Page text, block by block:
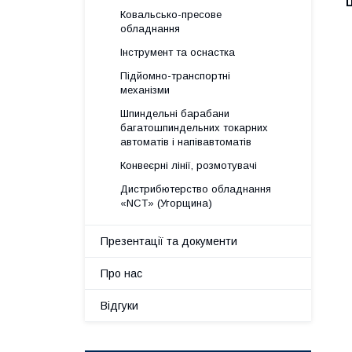
Ковальсько-пресове
обладнання
Інструмент та оснастка
Підйомно-транспортні
механізми
Шпиндельні барабани
багатошпиндельних токарних
автоматів і напівавтоматів
Конвеєрні лінії, розмотувачі
Дистрибютерство обладнання
«NСТ» (Угорщина)
Презентації та документи
Про нас
Відгуки